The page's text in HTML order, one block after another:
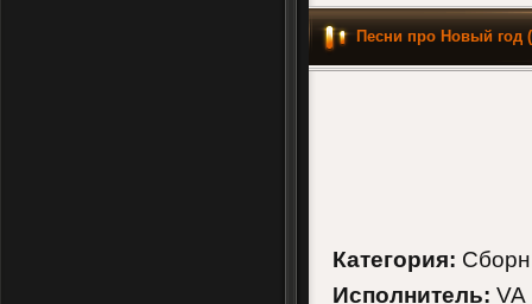
Песни про Новый год
Категория:
Исполнитель: VA